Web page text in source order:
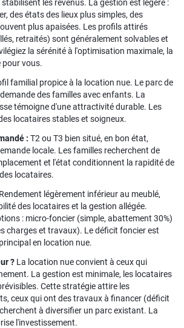
les revenus. La gestion est légère :
des états des lieux plus simples, des
plus apaisées. Les profils attirés
retraités) sont généralement solvables et
la sérénité à l'optimisation maximale, la
pour vous.
familial propice à la location nue. Le parc de
des familles avec enfants. La
témoigne d'une attractivité durable. Les
locataires stables et soigneux.
: T2 ou T3 bien situé, en bon état,
locale. Les familles recherchent de
et l'état conditionnent la rapidité de
locataires.
Rendement légèrement inférieur au meublé,
des locataires et la gestion allégée.
: micro-foncier (simple, abattement 30%)
charges et travaux). Le déficit foncier est
en location nue.
? La location nue convient à ceux qui
La gestion est minimale, les locataires
Cette stratégie attire les
ceux qui ont des travaux à financer (déficit
à diversifier un parc existant. La
l'investissement.